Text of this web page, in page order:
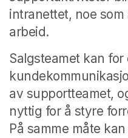
intranettet, noe
arbeid.
Salgsteamet kan
av supportteamet,
nyttig for å styre
På samme måte